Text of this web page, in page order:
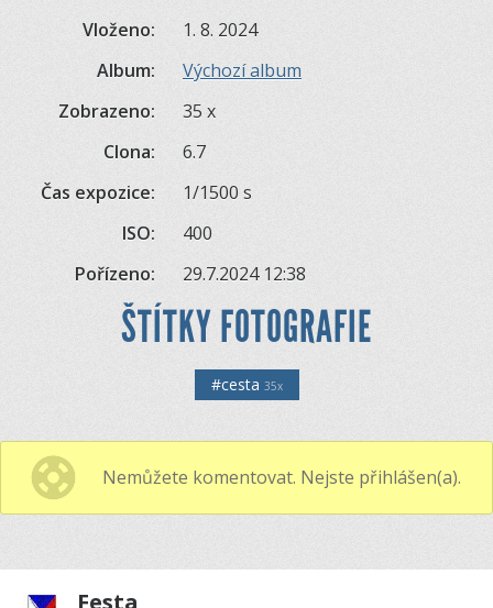
Vloženo:
1. 8. 2024
Album:
Výchozí album
Zobrazeno:
35 x
Clona:
6.7
Čas expozice:
1/1500 s
ISO:
400
Pořízeno:
29.7.2024 12:38
ŠTÍTKY FOTOGRAFIE
#cesta 35x
Nemůžete komentovat. Nejste přihlášen(a).
Festa